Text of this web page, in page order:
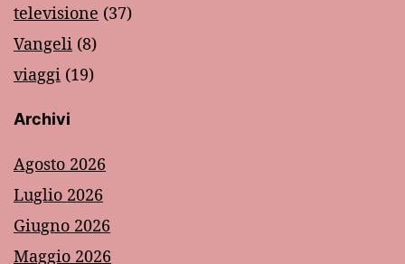
televisione (37)
Vangeli (8)
viaggi (19)
Archivi
Agosto 2026
Luglio 2026
Giugno 2026
Maggio 2026